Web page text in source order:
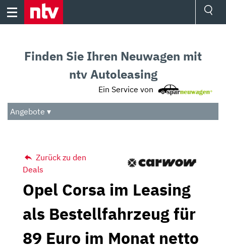
Skip
Audio
Das Beste
Finden Sie Ihren Neuwagen mit
ntv Autoleasing
Ein Service von
Angebote ▾
Zurück zu den
Deals
Opel Corsa im Leasing
als Bestellfahrzeug für
89 Euro im Monat netto